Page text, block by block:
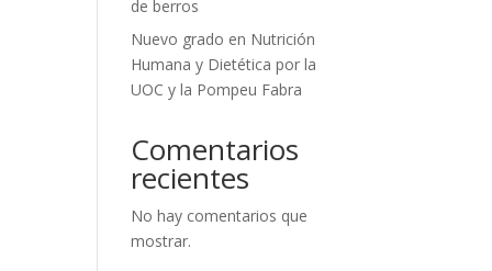
de berros
Nuevo grado en Nutrición
Humana y Dietética por la
UOC y la Pompeu Fabra
Comentarios
recientes
No hay comentarios que
mostrar.